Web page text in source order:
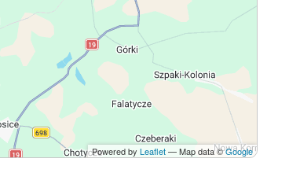
Powered by Leaflet— Map data ©Google